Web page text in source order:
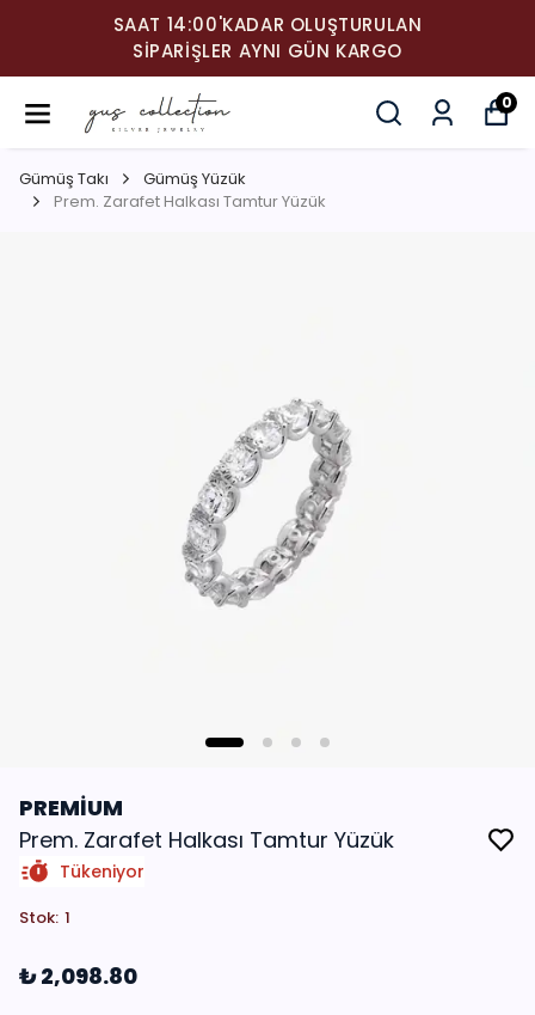
SAAT 14:00'KADAR OLUŞTURULAN
SIPARIŞLER AYNI GÜN KARGO
0
Gümüş Takı
Gümüş Yüzük
Prem. Zarafet Halkası Tamtur Yüzük
PREMİUM
Prem. Zarafet Halkası Tamtur Yüzük
Tükeniyor
Stok: 1
₺ 2,098.80